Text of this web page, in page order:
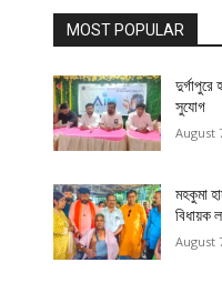
MOST POPULAR
সুযোগ
August
মহকুমা
বিধায়ক
August